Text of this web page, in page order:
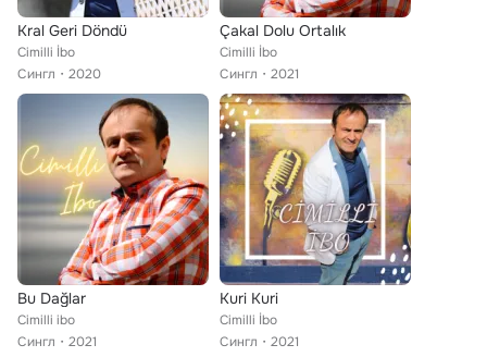
Kral Geri Döndü
Cimilli İbo
Сингл
2020
Çakal Dolu Ortalık
Cimilli İbo
Сингл
2021
Bu Dağlar
Cimilli ibo
Сингл
2021
Kuri Kuri
Cimilli İbo
Сингл
2021